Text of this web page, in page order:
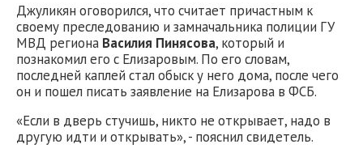
Джуликян оговорился, что считает причастным к
своему преследованию и замначальника полиции ГУ
МВД региона Василия Пинясова, который и
познакомил его с Елизаровым. По его словам,
последней каплей стал обыск у него дома, после чего
он и пошел писать заявление на Елизарова в ФСБ.
«Если в дверь стучишь, никто не открывает, надо в
другую идти и открывать», - пояснил свидетель.